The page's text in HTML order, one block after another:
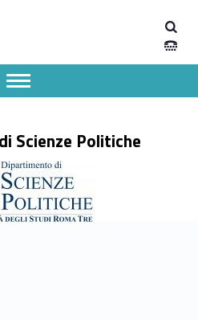
Scienze Politiche
Apri il menu secondario